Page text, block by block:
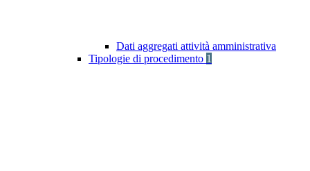
Dati aggregati attività amministrativa
Tipologie di procedimento 1